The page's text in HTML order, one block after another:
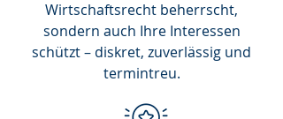
Wirtschaftsrecht beherrscht,
sondern auch Ihre Interessen
schützt – diskret, zuverlässig und
termintreu.